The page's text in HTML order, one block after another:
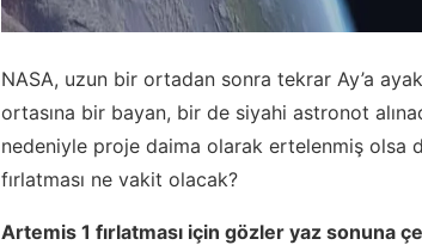
NASA, uzun bir ortadan sonra tekrar Ay’a
ortasına bir bayan, bir de siyahi astronot
nedeniyle proje daima olarak ertelenmiş olsa
fırlatması ne vakit olacak?
Artemis 1 fırlatması için gözler yaz sonuna